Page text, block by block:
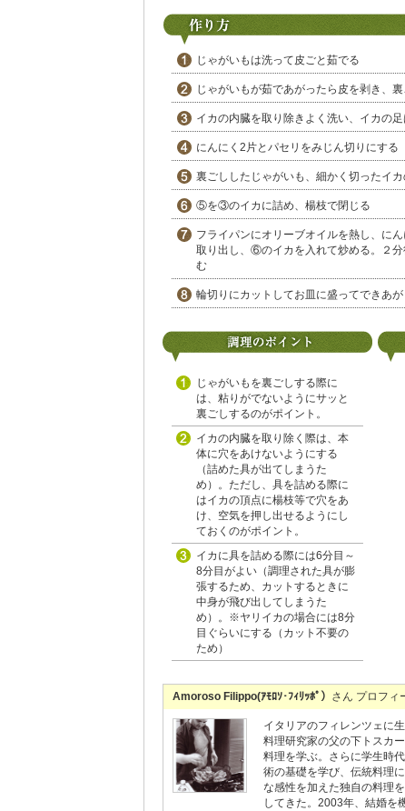
じゃがいもは洗って皮ごと茹でる
じゃがいもが茹であがったら皮を剥き、
イカの内臓を取り除きよく洗い、イカの
にんにく2片とパセリをみじん切りにする
裏ごししたじゃがいも、細かく切ったイ
⑤を③のイカに詰め、楊枝で閉じる
フライパンにオリーブオイルを熱し、に
取り出し、⑥のイカを入れて炒める。２
む
輪切りにカットしてお皿に盛ってできあ
じゃがいもを裏ごしする際に
は、粘りがでないようにサッと
裏ごしするのがポイント。
イカの内臓を取り除く際は、本
体に穴をあけないようにする
（詰めた具が出てしまうた
め）。ただし、具を詰める際に
はイカの頂点に楊枝等で穴をあ
け、空気を押し出せるようにし
ておくのがポイント。
イカに具を詰める際には6分目～
8分目がよい（調理された具が膨
張するため、カットするときに
中身が飛び出してしまうた
め）。※ヤリイカの場合には8分
目ぐらいにする（カット不要の
ため）
Amoroso Filippo(ｱﾓﾛｿ･ﾌｨﾘｯﾎﾟ） さん プロフィ
イタリアのフィレンツェに生
料理研究家の父の下トスカ
料理を学ぶ。さらに学生時
術の基礎を学び、伝統料理
な感性を加えた独自の料理
してきた。2003年、結婚を